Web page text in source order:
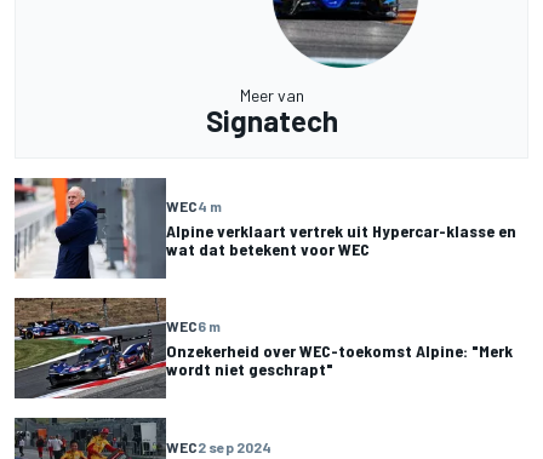
Meer van
Signatech
WEC4 m
Alpine verklaart vertrek uit Hypercar-klasse en
wat dat betekent voor WEC
WEC6 m
Onzekerheid over WEC-toekomst Alpine: "Merk
wordt niet geschrapt"
WEC2 sep 2024